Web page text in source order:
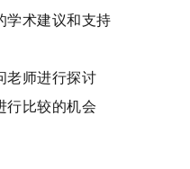
学术建议和支持
老师进行探讨
行比较的机会